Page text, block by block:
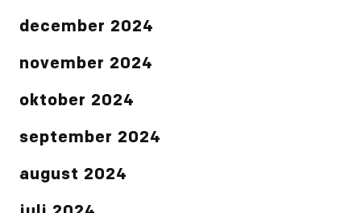
december 2024
november 2024
oktober 2024
september 2024
august 2024